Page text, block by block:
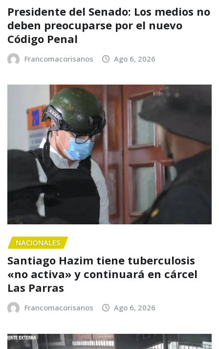
Presidente del Senado: Los medios no
deben preocuparse por el nuevo
Código Penal
Francomacorisanos Ago 6, 2026
NACIONALES
Santiago Hazim tiene tuberculosis
«no activa» y continuará en cárcel
Las Parras
Francomacorisanos Ago 6, 2026